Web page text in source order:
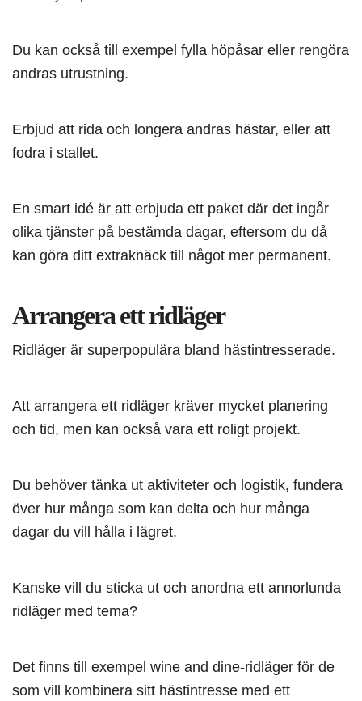
Du kan också till exempel fylla höpåsar eller rengöra
andras utrustning.
Erbjud att rida och longera andras hästar, eller att
fodra i stallet.
En smart idé är att erbjuda ett paket där det ingår
olika tjänster på bestämda dagar, eftersom du då
kan göra ditt extraknäck till något mer permanent.
Arrangera ett ridläger
Ridläger är superpopulära bland hästintresserade.
Att arrangera ett ridläger kräver mycket planering
och tid, men kan också vara ett roligt projekt.
Du behöver tänka ut aktiviteter och logistik, fundera
över hur många som kan delta och hur många
dagar du vill hålla i lägret.
Kanske vill du sticka ut och anordna ett annorlunda
ridläger med tema?
Det finns till exempel wine and dine-ridläger för de
som vill kombinera sitt hästintresse med ett